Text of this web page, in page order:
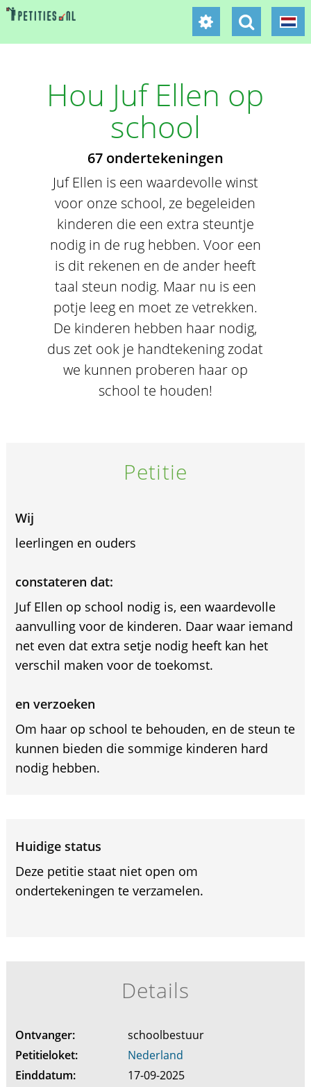
Hou Juf Ellen op
school
67 ondertekeningen
Juf Ellen is een waardevolle winst
voor onze school, ze begeleiden
kinderen die een extra steuntje
nodig in de rug hebben. Voor een
is dit rekenen en de ander heeft
taal steun nodig. Maar nu is een
potje leeg en moet ze vetrekken.
De kinderen hebben haar nodig,
dus zet ook je handtekening zodat
we kunnen proberen haar op
school te houden!
Petitie
Wij
leerlingen en ouders
constateren dat:
Juf Ellen op school nodig is, een waardevolle
aanvulling voor de kinderen. Daar waar iemand
net even dat extra setje nodig heeft kan het
verschil maken voor de toekomst.
en verzoeken
Om haar op school te behouden, en de steun te
kunnen bieden die sommige kinderen hard
nodig hebben.
Huidige status
Deze petitie staat niet open om
ondertekeningen te verzamelen.
Details
Ontvanger:
schoolbestuur
Petitieloket:
Nederland
Einddatum:
17-09-2025